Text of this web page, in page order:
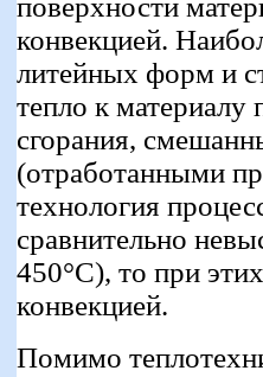
конвекцией.
литейных форм и
тепло к материалу
сгорания,
(отработанными
технология
сравнительно
450°С), то при
конвекцией.
Помимо